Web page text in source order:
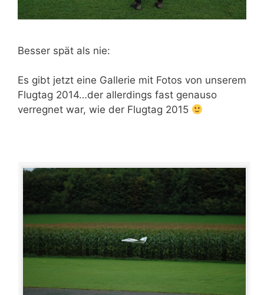
Besser spät als nie:
Es gibt jetzt eine Gallerie mit Fotos von unserem
Flugtag 2014…der allerdings fast genauso
verregnet war, wie der Flugtag 2015